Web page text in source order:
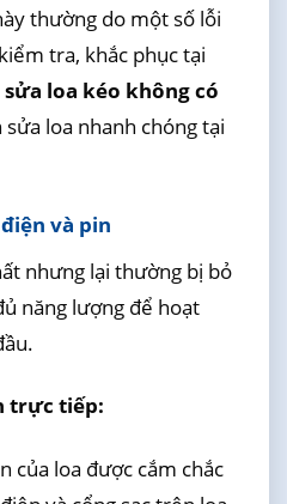
thường do một số lỗi
tra, khắc phục tại
sửa loa kéo không có
loa nhanh chóng tại
và pin
nhưng lại thường bị bỏ
năng lượng để hoạt
trực tiếp:
của loa được cắm chắc